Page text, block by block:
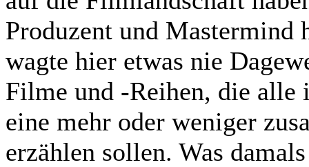
Produzent und
wagte hier etwas nie
Filme und -Reihen, die alle
eine mehr oder weniger
erzählen sollen. Was